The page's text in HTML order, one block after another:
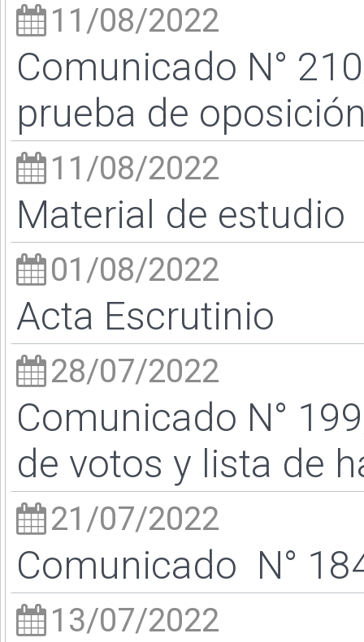
11/08/2022
Comunicado N°
prueba de
11/08/2022
Material de estudio
01/08/2022
Acta Escrutinio
28/07/2022
Comunicado N°
de votos y lista de
21/07/2022
Comunicado N°
13/07/2022